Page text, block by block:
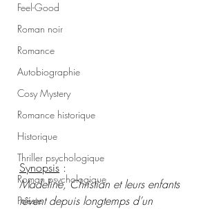
Feel-Good
Roman noir
Romance
Autobiographie
Cosy Mystery
Romance historique
Historique
Thriller psychologique
Roman psychologique
Poésie
Synopsis :
Madeline, Christian et leurs enfants
rêvent depuis longtemps d’un